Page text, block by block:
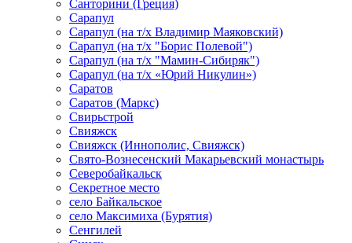
Санторини (Греция)
Сарапул
Сарапул (на т/х Владимир Маяковский)
Сарапул (на т/х "Борис Полевой")
Сарапул (на т/х "Мамин-Сибиряк")
Сарапул (на т/х «Юрий Никулин»)
Саратов
Саратов (Маркс)
Свирьстрой
Свияжск
Свияжск (Иннополис, Свияжск)
Свято-Вознесенский Макарьевский монастырь
Северобайкальск
Секретное место
село Байкальское
село Максимиха (Бурятия)
Сенгилей